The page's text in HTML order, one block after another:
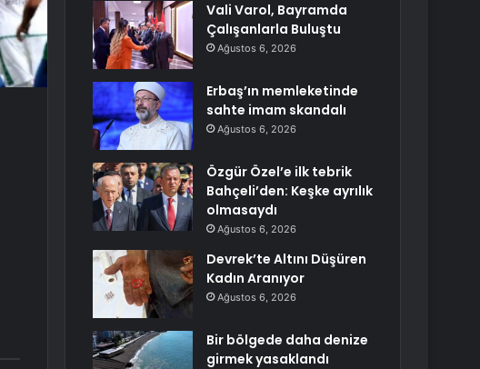
Vali Varol, Bayramda
Çalışanlarla Buluştu
Ağustos 6, 2026
Erbaş’ın memleketinde
sahte imam skandalı
Ağustos 6, 2026
Özgür Özel’e ilk tebrik
Bahçeli’den: Keşke ayrılık
olmasaydı
Ağustos 6, 2026
Devrek’te Altını Düşüren
Kadın Aranıyor
Ağustos 6, 2026
Bir bölgede daha denize
girmek yasaklandı